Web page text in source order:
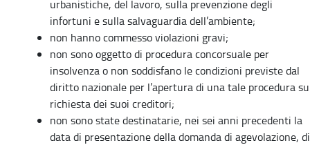
urbanistiche, del lavoro, sulla prevenzione degli
infortuni e sulla salvaguardia dell’ambiente;
non hanno commesso violazioni gravi;
non sono oggetto di procedura concorsuale per
insolvenza o non soddisfano le condizioni previste dal
diritto nazionale per l’apertura di una tale procedura su
richiesta dei suoi creditori;
non sono state destinatarie, nei sei anni precedenti la
data di presentazione della domanda di agevolazione, di